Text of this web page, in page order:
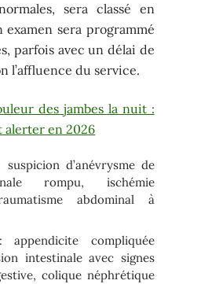
sera classé en
sera programmé
parfois avec un délai de
l’affluence du service.
des jambes la nuit :
alerter en 2026
d’anévrysme de
rompu, ischémie
abdominal à
compliquée
intestinale avec signes
colique néphrétique